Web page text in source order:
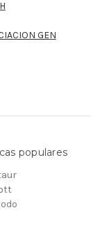
GEN
populares